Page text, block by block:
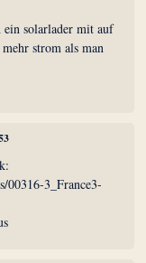
ein solarlader mit auf
strom als man
00316-3_France3-